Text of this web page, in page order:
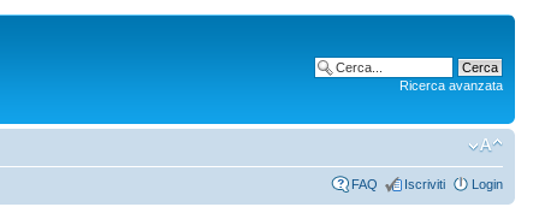
Ricerca avanzata
FAQ Iscriviti Login